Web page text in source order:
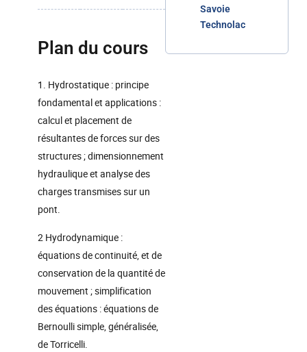
Plan du cours
1. Hydrostatique : principe
fondamental et applications :
calcul et placement de
résultantes de forces sur des
structures ; dimensionnement
hydraulique et analyse des
charges transmises sur un
pont.
2 Hydrodynamique :
équations de continuité, et de
conservation de la quantité de
mouvement ; simplification
des équations : équations de
Bernoulli simple, généralisée,
de Torricelli.
Savoie
Technolac